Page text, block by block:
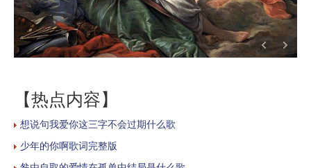
【热点内容】
想说句我爱你这三字不会过期什么歌
少年的你啊歌词完整版